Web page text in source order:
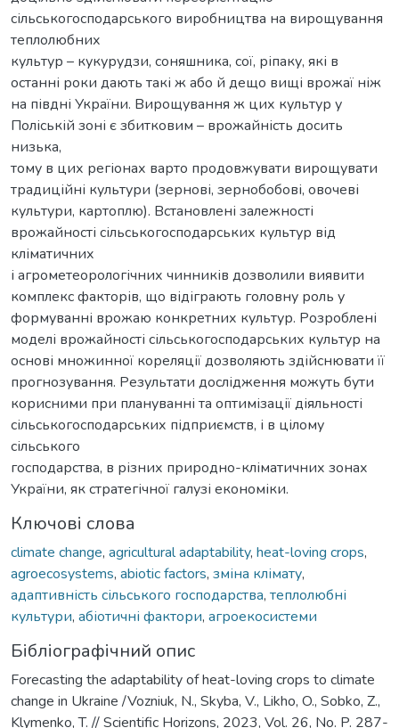
сільськогосподарського виробництва на вирощування
теплолюбних
культур – кукурудзи, соняшника, сої, ріпаку, які в
останні роки дають такі ж або й дещо вищі врожаї ніж
на півдні України. Вирощування ж цих культур у
Поліській зоні є збитковим – врожайність досить
низька,
тому в цих регіонах варто продовжувати вирощувати
традиційні культури (зернові, зернобобові, овочеві
культури, картоплю). Встановлені залежності
врожайності сільськогосподарських культур від
кліматичних
і агрометеорологічних чинників дозволили виявити
комплекс факторів, що відіграють головну роль у
формуванні врожаю конкретних культур. Розроблені
моделі врожайності сільськогосподарських культур на
основі множинної кореляції дозволяють здійснювати її
прогнозування. Результати дослідження можуть бути
корисними при плануванні та оптимізації діяльності
сільськогосподарських підприємств, і в цілому
сільського
господарства, в різних природно-кліматичних зонах
України, як стратегічної галузі економіки.
Ключові слова
climate change, agricultural adaptability, heat-loving crops,
agroecosystems, abiotic factors, зміна клімату,
адаптивність сільського господарства, теплолюбні
культури, абіотичні фактори, агроекосистеми
Бібліографічний опис
Forecasting the adaptability of heat-loving crops to climate
change in Ukraine /Vozniuk, N., Skyba, V., Likho, O., Sobko, Z.,
Klymenko, T. // Scientific Horizons, 2023, Vol. 26, No. P. 287-